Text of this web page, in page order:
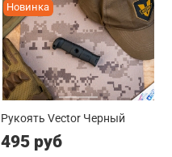
Новинка
Рукоять Vector Черный
495 руб